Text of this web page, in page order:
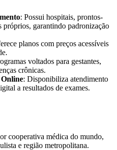
: Possui hospitais, prontos-
próprios, garantindo padronização
planos com preços acessíveis
voltados para gestantes,
crônicas.
Online: Disponibiliza atendimento
a resultados de exames.
cooperativa médica do mundo,
e região metropolitana.